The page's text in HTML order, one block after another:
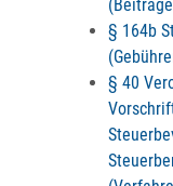
§ 164b
§ 40